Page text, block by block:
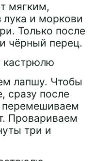
мягким,
и моркови
Только после
чёрный перец.
лапшу. Чтобы
сразу после
перемешиваем
Провариваем
три и